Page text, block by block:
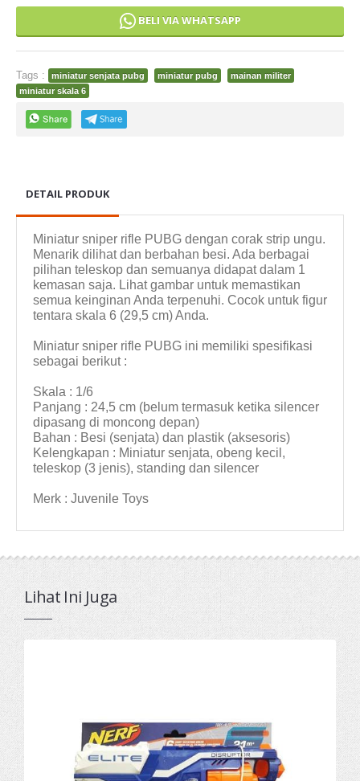
BELI VIA WHATSAPP
Tags : miniatur senjata pubg miniatur pubg
mainan militer
miniatur skala 6
DETAIL PRODUK
Miniatur sniper rifle PUBG dengan corak strip ungu.
Menarik dilihat dan berbahan besi. Ada berbagai
pilihan teleskop dan semuanya didapat dalam 1
kemasan saja. Lihat gambar untuk memastikan
semua keinginan Anda terpenuhi. Cocok untuk figur
tentara skala 6 (29,5 cm) Anda.
Miniatur sniper rifle PUBG ini memiliki spesifikasi
sebagai berikut :
Skala : 1/6
Panjang : 24,5 cm (belum termasuk ketika silencer
dipasang di moncong depan)
Bahan : Besi (senjata) dan plastik (aksesoris)
Kelengkapan : Miniatur senjata, obeng kecil,
teleskop (3 jenis), standing dan silencer
Merk : Juvenile Toys
Lihat Ini Juga